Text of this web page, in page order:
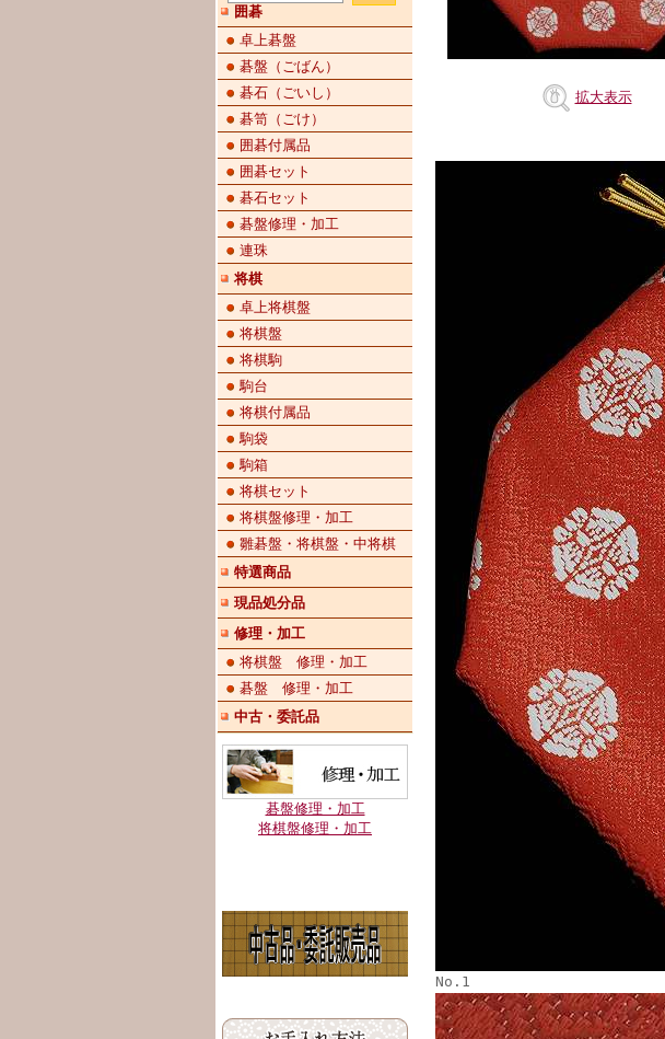
囲碁
卓上碁盤
碁盤（ごばん）
碁石（ごいし）
碁笥（ごけ）
囲碁付属品
囲碁セット
碁石セット
碁盤修理・加工
連珠
将棋
卓上将棋盤
将棋盤
将棋駒
駒台
将棋付属品
駒袋
駒箱
将棋セット
将棋盤修理・加工
雛碁盤・将棋盤・中将棋
特選商品
現品処分品
修理・加工
将棋盤 修理・加工
碁盤 修理・加工
中古・委託品
碁盤修理・加工
将棋盤修理・加工
拡大表示
No.1